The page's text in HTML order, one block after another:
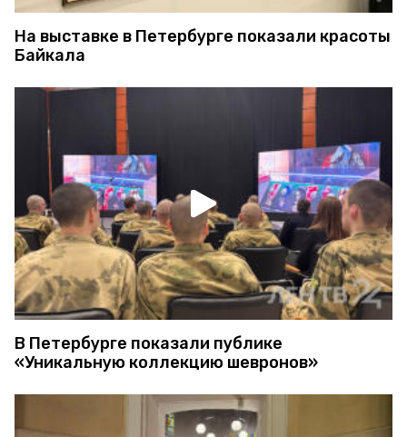
На выставке в Петербурге показали красоты
Байкала
В Петербурге показали публике
«Уникальную коллекцию шевронов»